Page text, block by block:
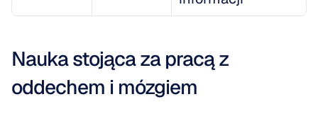
Nauka stojąca za pracą z
oddechem i mózgiem